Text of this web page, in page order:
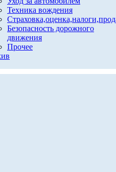
Техника вождения
Безопасность дорожного
движения
Прочее